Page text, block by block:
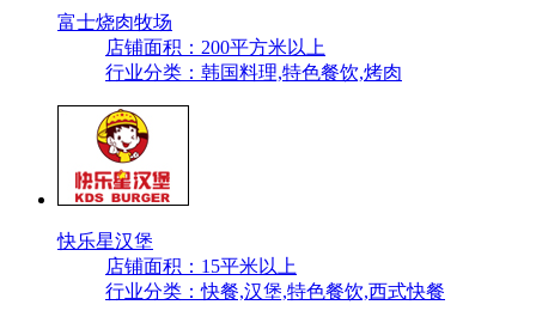
富士烧肉牧场
店铺面积：200平方米以上
行业分类：韩国料理,特色餐饮,烤肉
快乐星汉堡
店铺面积：15平米以上
行业分类：快餐,汉堡,特色餐饮,西式快餐